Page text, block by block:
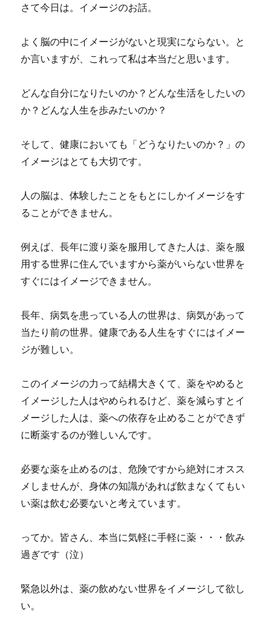
さて今日は。イメージのお話。
よく脳の中にイメージがないと現実にならない。と
か言いますが、これって私は本当だと思います。
どんな自分になりたいのか？どんな生活をしたいの
か？どんな人生を歩みたいのか？
そして、健康においても「どうなりたいのか？」の
イメージはとても大切です。
人の脳は、体験したことをもとにしかイメージをす
ることができません。
例えば、長年に渡り薬を服用してきた人は、薬を服
用する世界に住んでいますから薬がいらない世界を
すぐにはイメージできません。
長年、病気を患っている人の世界は、病気があって
当たり前の世界。健康である人生をすぐにはイメー
ジが難しい。
このイメージの力って結構大きくて、薬をやめると
イメージした人はやめられるけど、薬を減らすとイ
メージした人は、薬への依存を止めることができず
に断薬するのが難しいんです。
必要な薬を止めるのは、危険ですから絶対にオスス
メしませんが、身体の知識があれば飲まなくてもい
い薬は飲む必要ないと考えています。
ってか。皆さん、本当に気軽に手軽に薬・・・飲み
過ぎです（泣）
緊急以外は、薬の飲めない世界をイメージして欲し
い。